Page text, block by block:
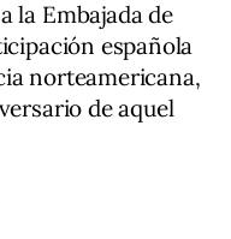
la Embajada de
española
norteamericana,
de aquel